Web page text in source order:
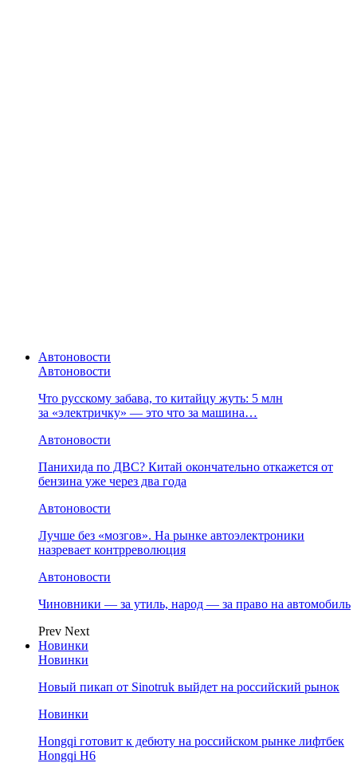
Автоновости
Автоновости
Что русскому забава, то китайцу жуть: 5 млн
за «электричку» — это что за машина…
Автоновости
Панихида по ДВС? Китай окончательно откажется от
бензина уже через два года
Автоновости
Лучше без «мозгов». На рынке автоэлектроники
назревает контрреволюция
Автоновости
Чиновники — за утиль, народ — за право на автомобиль
Prev Next
Новинки
Новинки
Новый пикап от Sinotruk выйдет на российский рынок
Новинки
Hongqi готовит к дебюту на российском рынке лифтбек
Hongqi H6